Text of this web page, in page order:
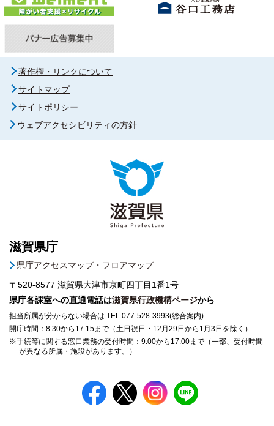
著作権・リンクについて
サイトマップ
サイトポリシー
ウェブアクセシビリティの方針
滋賀県庁
県庁アクセスマップ・フロアマップ
〒520-8577 滋賀県大津市京町四丁目1番1号
県庁各課室への直通電話は滋賀県行政機構ページから
担当所属が分からない場合は TEL 077-528-3993(総合案内)
開庁時間：8:30から17:15まで（土日祝日・12月29日から1月3日を除く）
※手続等に関する窓口業務の受付時間：9:00から17:00まで（一部、受付時間
が異なる所属・施設があります。）